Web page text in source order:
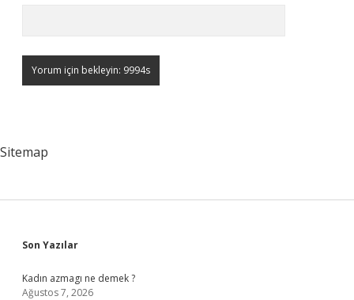
Sitemap
Sidebar
Son Yazılar
Kadın azmagı ne demek ?
Ağustos 7, 2026